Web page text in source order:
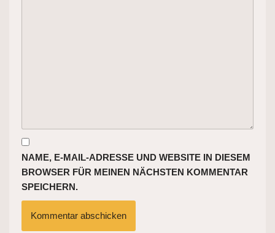
NAME, E-MAIL-ADRESSE UND WEBSITE IN DIESEM
BROWSER FÜR MEINEN NÄCHSTEN KOMMENTAR
SPEICHERN.